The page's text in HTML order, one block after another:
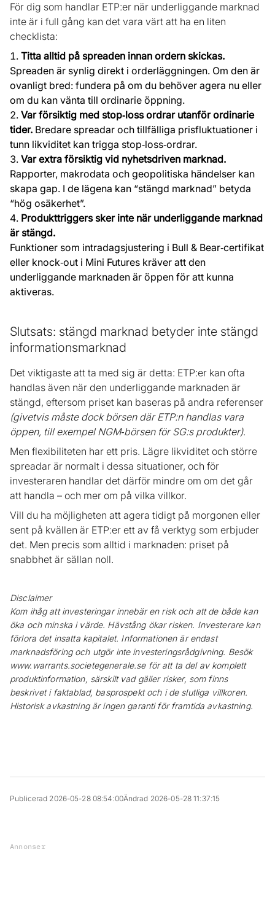
För dig som handlar ETP:er när underliggande marknad
inte är i full gång kan det vara värt att ha en liten
checklista:
Titta alltid på spreaden innan ordern skickas.
Spreaden är synlig direkt i orderläggningen. Om den är
ovanligt bred: fundera på om du behöver agera nu eller
om du kan vänta till ordinarie öppning.
Var försiktig med stop‑loss ordrar utanför ordinarie
tider. Bredare spreadar och tillfälliga prisfluktuationer i
tunn likviditet kan trigga stop‑loss‑ordrar.
Var extra försiktig vid nyhetsdriven marknad.
Rapporter, makrodata och geopolitiska händelser kan
skapa gap. I de lägena kan “stängd marknad” betyda
“hög osäkerhet”.
Produkttriggers sker inte när underliggande marknad
är stängd.
Funktioner som intradagsjustering i Bull & Bear‑certifikat
eller knock‑out i Mini Futures kräver att den
underliggande marknaden är öppen för att kunna
aktiveras.
Slutsats: stängd marknad betyder inte stängd
informationsmarknad
Det viktigaste att ta med sig är detta: ETP:er kan ofta
handlas även när den underliggande marknaden är
stängd, eftersom priset kan baseras på andra referenser
(givetvis måste dock börsen där ETP:n handlas vara
öppen, till exempel NGM‑börsen för SG:s produkter).
Men flexibiliteten har ett pris. Lägre likviditet och större
spreadar är normalt i dessa situationer, och för
investeraren handlar det därför mindre om om det går
att handla – och mer om på vilka villkor.
Vill du ha möjligheten att agera tidigt på morgonen eller
sent på kvällen är ETP:er ett av få verktyg som erbjuder
det. Men precis som alltid i marknaden: priset på
snabbhet är sällan noll.
Disclaimer
Kom ihåg att investeringar innebär en risk och att de både kan
öka och minska i värde. Hävstång ökar risken. Investerare kan
förlora det insatta kapitalet. Informationen är endast
marknadsföring och utgör inte investeringsrådgivning. Besök
www.warrants.societegenerale.se för att ta del av komplett
produktinformation, särskilt vad gäller risker, som finns
beskrivet i faktablad, basprospekt och i de slutliga villkoren.
Historisk avkastning är ingen garanti för framtida avkastning.
Publicerad 2026-05-28 08:54:00Ändrad 2026-05-28 11:37:15
Annonser